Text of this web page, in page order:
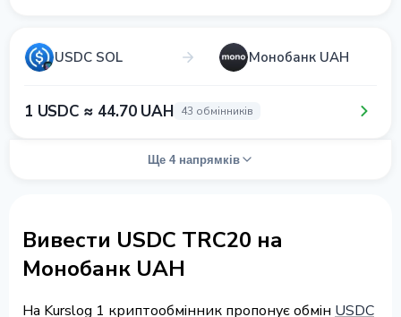
USDC SOL Монобанк UAH
1 USDC ≈ 44.70 UAH 43 обмінників
Ще 4 напрямків
Вивести USDC TRC20 на
Монобанк UAH
На Kurslog 1 криптообмінник пропонує обмін USDC